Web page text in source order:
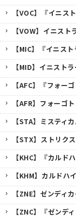
【VOC】『イニス
【VOW】イニスト
【MIC】『イニス
【MID】イニスト
【AFC】『フォー
【AFR】フォーゴ
【STA】ミスティ
【STX】ストリク
【KHC】『カルド
【KHM】カルドハ
【ZNE】ゼンディ
【ZNC】『ゼンデ